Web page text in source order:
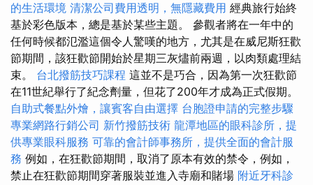
的生活環境 清潔公司費用透明，無隱藏費用 經典旅行始終
基於彩色版本，總是基於某些主題。 參觀者將在一年中的
任何時候都氾濫這個令人驚嘆的地方，尤其是在威尼斯狂歡
節期間，該狂歡節開始於星期三灰燼前兩週，以肉類處理結
束。 台北撥筋技巧課程 這並不是巧合，因為第一次狂歡節
在11世紀舉行了紀念劑量，但花了200年才成為正式假期。
自助式餐點外燴，讓賓客自由選擇 台胞證申請的完整步驟
專業網路行銷公司 新竹撥筋技術 龍潭地區的眼科診所，提
供專業眼科服務 可靠的會計師事務所，提供全面的會計服
務 例如，在狂歡節期間，取消了原本有效的禁令，例如，
禁止在狂歡節期間穿著服裝並進入寺廟和賭場 附近牙科診